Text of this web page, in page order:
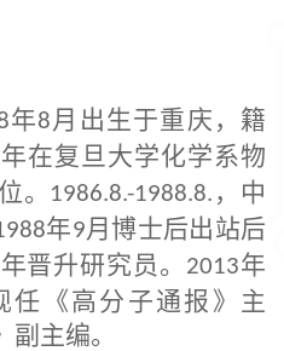
年8月出生于重庆，籍
年在复旦大学化学系物
。
1986.8.-1988.8. ，中
年9月博士后出站后
年晋升研究员。 2013年
任《高分子通报》主
主编。